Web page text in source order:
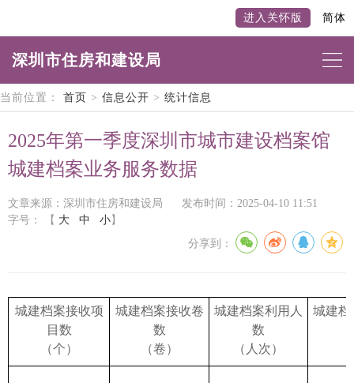
进入关怀版 简体
深圳市住房和建设局
当前位置： 首页 > 信息公开 > 统计信息
2025年第一季度深圳市城市建设档案馆
城建档案业务服务数据
文章来源：深圳市住房和建设局
发布时间：2025-04-10 11:51
字号：
【 大 中 小 】
分享到：
城建档案接收项
目数
（个）
城建档案接收卷
数
（卷）
城建档案利用人
数
（人次）
城建档